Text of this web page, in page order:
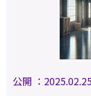
公開 ：